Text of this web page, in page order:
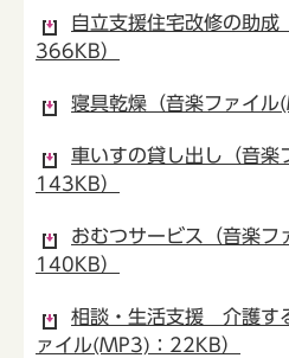
自立支援住宅改修の助成
366KB）
寝具乾燥（音楽ファイル
車いすの貸し出し（音楽
143KB）
おむつサービス（音楽フ
140KB）
相談・生活支援 介護す
ァイル(MP3)：22KB）